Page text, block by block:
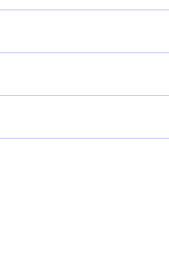
colore profondo e
facile e un colore brillante
15850 (Red 7), CI 77491 (Iron
dei bambini.
lampada UV/LED, applicare